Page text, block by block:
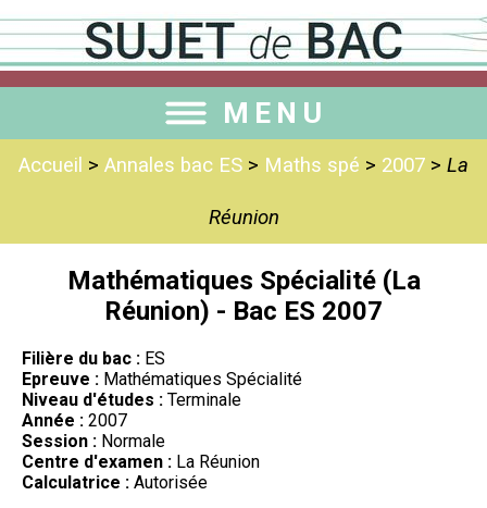
MENU
Accueil > Annales bac ES > Maths spé > 2007 > La
Réunion
Mathématiques Spécialité (La
Réunion) - Bac ES 2007
Filière du bac : ES
Epreuve : Mathématiques Spécialité
Niveau d'études : Terminale
Année : 2007
Session : Normale
Centre d'examen : La Réunion
Calculatrice : Autorisée